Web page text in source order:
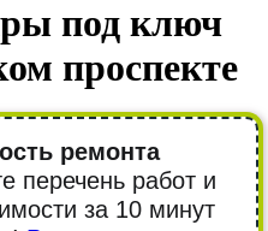
под ключ
проспекте
ремонта
перечень работ и
за 10 минут